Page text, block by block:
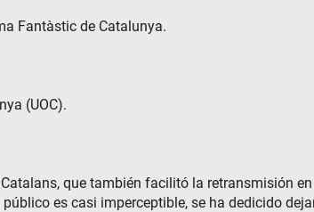
Fantàstic de Catalunya.
(UOC).
que también facilitó la retransmisión
es casi imperceptible, se ha dedicido